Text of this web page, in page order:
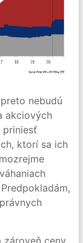
nebudú
akciových
priniesť
ktorí sa ich